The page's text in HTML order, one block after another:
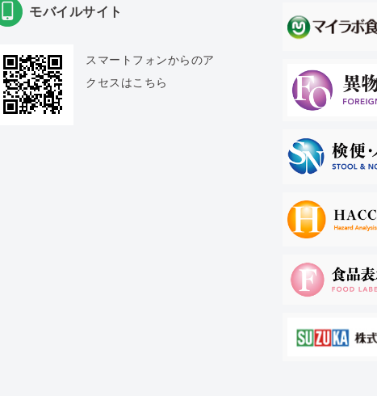
モバイルサイト
スマートフォンからのア
クセスはこちら